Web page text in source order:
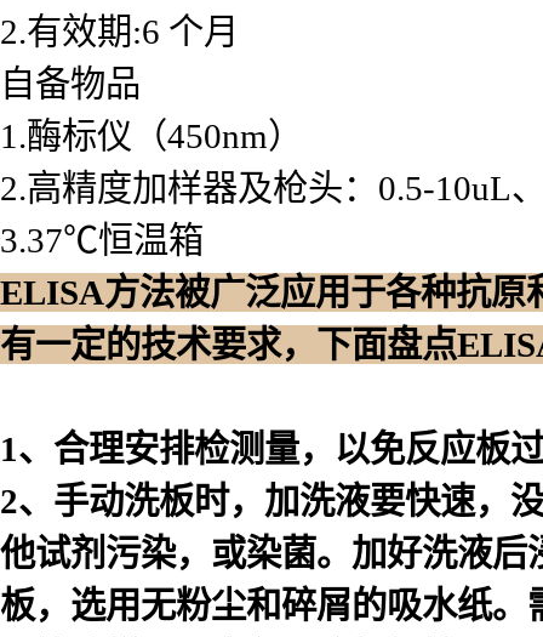
2.有效期:6 个月
自备物品
1.酶标仪（450nm）
2.高精度加样器及枪头：0.5-10uL
3.37℃恒温箱
ELISA方法被广泛应用于各种抗
有一定的技术要求，下面盘点
1、合理安排检测量，以免反应板
2、手动洗板时，加洗液要快速，
他试剂污染，或染菌。加好洗液
板，选用无粉尘和碎屑的吸水纸